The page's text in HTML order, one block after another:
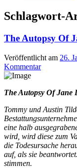
Schlagwort-
The Autopsy Of
Veröffentlicht am 26.
Kommentar
The Autopsy Of Jane
Tommy und Austin
eine halb
wird, wird diese zum
die Todesursache
auf, als sie
stimmen.